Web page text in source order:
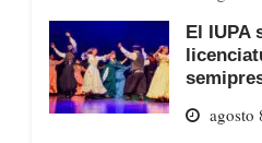
El IUPA
agosto